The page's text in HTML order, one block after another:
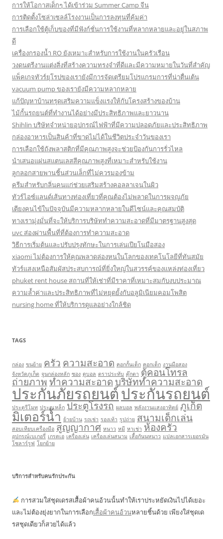
การให้โอกาสเด็กๆ ได้เข้าร่วม Summer Camp จีน
การติดตั้งโซล่าเซลล์โรงงานเป็นการลงทุนที่คุ้มค่า
การเลือกใช้ตู้เก็บของที่มีฟังก์ชั่นการใช้งานที่หลากหลายและอยู่ในสภาพ
ดี
เครื่องกรองน้ำ RO ยังเหมาะสำหรับการใช้งานในครัวเรือน
วงดนตรีงานแต่งสิ่งที่สร้างความทรงจำที่ดีและมีความหมายในวันที่สำคัญ
แพ็คเกจทัวร์ยุโรปของเรายังมีการจัดเตรียมโปรแกรมการที่น่าตื่นเต้น
vacuum pump ของเรายังมีความหลากหลาย
แก้ปัญหาบ้านทรุดเสริมความแข็งแรงให้กับโครงสร้างของบ้าน
ไม้กั้นรถยนต์ที่ทำงานได้อย่างมีประสิทธิภาพและยาวนาน
Shihlin บริษัทจำหน่ายอุปกรณ์ไฟฟ้าที่มีความปลอดภัยและประสิทธิภาพ
กล่องอาหารเป็นสินค้าที่ขาดไม่ได้ในชีวิตประจำวันของเรา
การเลือกใช้ถังพลาสติกที่มีคุณภาพสูงจะช่วยป้องกันการรั่วไหล
นำเสนอแผ่นสแตนเลสสีคุณภาพสูงที่เหมาะสำหรับใช้งาน
ลูกลอกสายพานชิ้นส่วนเล็กที่ไม่ควรมองข้าม
ครีมสำหรับกลิ่นคนแก่ช่วยเสริมสร้างคอลลาเจนในผิว
ทัวร์ไอซ์แลนด์เส้นทางท่องเที่ยวที่คุณต้องไม่พลาดในการผจญภัย
เตียงคนไข้ในปัจจุบันมีความหลากหลายในดีไซน์และคุณสมบัติ
ทางเรามุ่งมั่นที่จะให้บริการบริษัททำความสะอาดที่มีมาตรฐานสูงสุด
uvc ส่องผ่านพื้นที่ที่ต้องการทำความสะอาด
วิธีการเริ่มต้นและปรับปรุงทักษะในการเล่นเปียโนมือสอง
xiaomi ไม่ต้องการให้คุณพลาดล่องหนในโลกของเทคโนโลยีที่ทันสมัย
ทัวร์แสงเหนือสัมผัสประสบการณ์ที่ยิ่งใหญ่ในสวรรค์ของแหล่งท่องเที่ยว
phuket rent house สถานที่ให้เช่าที่มีราคาที่เหมาะสมกับงบประมาณ
ความล้ำค่าและประสิทธิภาพที่ไม่หยุดยั้งกับอลูมิเนียมคอมโพสิต
nursing home ที่ให้บริการดูแลอย่างใกล้ชิด
TAGS
กล่อง ขนย้าย ครัว ความสะอาด คอกกั้นเด็ก คอกเด็ก งานมือสอง
จังหวัดภูเก็ต จูนกล่องหลัก ซอง ดูบอล ตราประทับ ตุ๊กตา ตู้คอนโทรล
ถ่ายภาพทำความสะอาดบริษัททำความสะอาด
ประกันภัยรถยนต์ประกันรถยนต์
ประตูรีโมท ประตูเหล็ก ประตูโรงรถ ผลบอล พลังงานแสงอาทิตย์ ภูเก็ต
มิเตอร์น้ำ ย้ายบ้าน รถเช่า รองเท้า รูปถ่าย สนามเด็กเล่น
สอบเทียบเครื่องมือ สูญญากาศ หนาว หมี หาเช่า ห้องครัว
อุปกรณ์เบเกอรี่ เกรดเอ เครื่องเล่น เครื่องเล่นสนาม เสื้อกันนหนาว แปลเอกสารเยอรมัน
โซลาร์รูฟ โยกย้าย
บริการสำหรับคนรักประกัน
การสวมใส่ชุดเดรสเสื้อผ้าคนอ้วนนั้นทำให้เราประหยัดเงินไปได้เยอะ
และไม่ต้องยุ่งยากในการเลือกเสื้อผ้าคนอ้วนหลายชิ้นด้วย เพียงใส่ชุดเด
รสชุดเดียวก็สวยได้แล้ว